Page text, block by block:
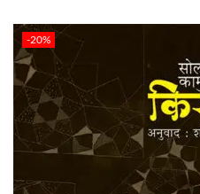
-20%